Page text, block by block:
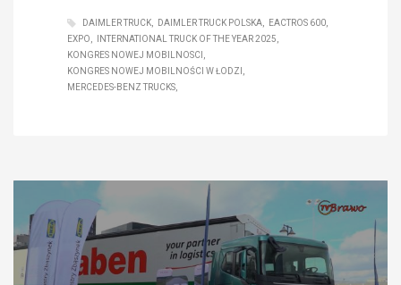
DAIMLER TRUCK DAIMLER TRUCK POLSKA
EACTROS 600
EXPO
INTERNATIONAL TRUCK OF THE YEAR 2025
KONGRES NOWEJ MOBILNOSCI
KONGRES NOWEJ MOBILNOŚCI W ŁODZI
MERCEDES-BENZ TRUCKS